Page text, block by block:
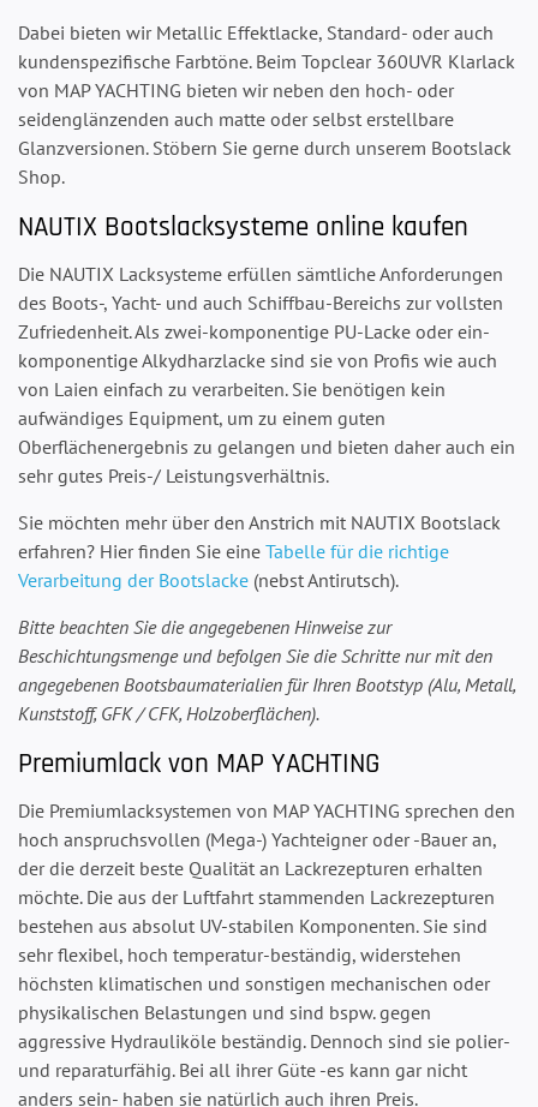
Dabei bieten wir Metallic Effektlacke, Standard- oder auch
kundenspezifische Farbtöne. Beim Topclear 360UVR Klarlack
von MAP YACHTING bieten wir neben den hoch- oder
seidenglänzenden auch matte oder selbst erstellbare
Glanzversionen. Stöbern Sie gerne durch unserem Bootslack
Shop.
NAUTIX Bootslacksysteme online kaufen
Die NAUTIX Lacksysteme erfüllen sämtliche Anforderungen
des Boots-, Yacht- und auch Schiffbau-Bereichs zur vollsten
Zufriedenheit. Als zwei-komponentige PU-Lacke oder ein-
komponentige Alkydharzlacke sind sie von Profis wie auch
von Laien einfach zu verarbeiten. Sie benötigen kein
aufwändiges Equipment, um zu einem guten
Oberflächenergebnis zu gelangen und bieten daher auch ein
sehr gutes Preis-/ Leistungsverhältnis.
Sie möchten mehr über den Anstrich mit NAUTIX Bootslack
erfahren? Hier finden Sie eine Tabelle für die richtige
Verarbeitung der Bootslacke (nebst Antirutsch).
Bitte beachten Sie die angegebenen Hinweise zur
Beschichtungsmenge und befolgen Sie die Schritte nur mit den
angegebenen Bootsbaumaterialien für Ihren Bootstyp (Alu, Metall,
Kunststoff, GFK / CFK, Holzoberflächen).
Premiumlack von MAP YACHTING
Die Premiumlacksystemen von MAP YACHTING sprechen den
hoch anspruchsvollen (Mega-) Yachteigner oder -Bauer an,
der die derzeit beste Qualität an Lackrezepturen erhalten
möchte. Die aus der Luftfahrt stammenden Lackrezepturen
bestehen aus absolut UV-stabilen Komponenten. Sie sind
sehr flexibel, hoch temperatur-beständig, widerstehen
höchsten klimatischen und sonstigen mechanischen oder
physikalischen Belastungen und sind bspw. gegen
aggressive Hydrauliköle beständig. Dennoch sind sie polier-
und reparaturfähig. Bei all ihrer Güte -es kann gar nicht
anders sein- haben sie natürlich auch ihren Preis.